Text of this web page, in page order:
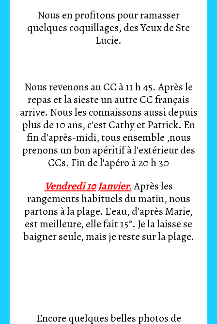
Nous en profitons pour ramasser
quelques coquillages, des Yeux de Ste
Lucie.
Nous revenons au CC à 11 h 45. Après le
repas et la sieste un autre CC français
arrive. Nous les connaissons aussi depuis
plus de 10 ans, c'est Cathy et Patrick. En
fin d'après-midi, tous ensemble ,nous
prenons un bon apéritif à l'extérieur des
CCs. Fin de l'apéro à 20 h 30
Vendredi 10 Janvier.Après les
rangements habituels du matin, nous
partons à la plage. L'eau, d'après Marie,
est meilleure, elle fait 15°. Je la laisse se
baigner seule, mais je reste sur la plage.
Encore quelques belles photos de